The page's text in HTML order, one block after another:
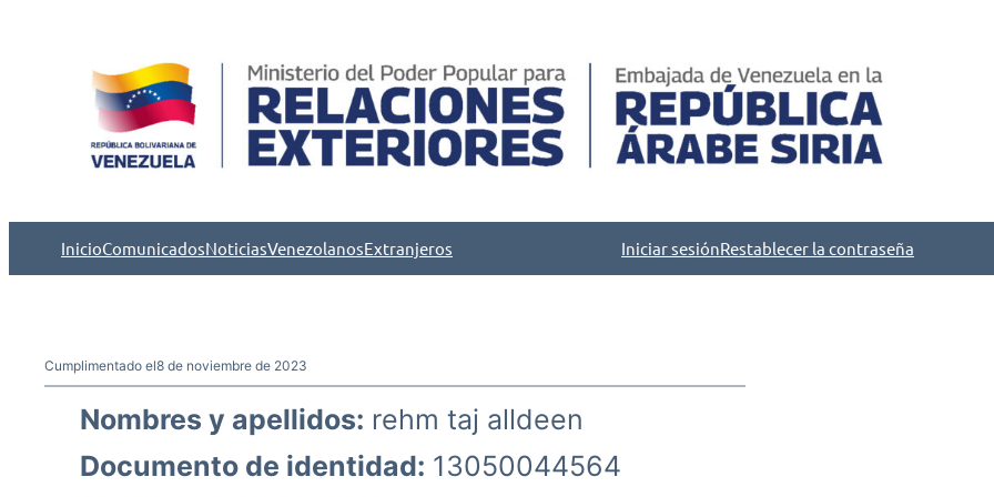
InicioComunicadosNoticiasVenezolanosExtranjeros Iniciar sesiónRestablecer la contraseña
Cumplimentado el8 de noviembre de 2023
Nombres y apellidos: rehm taj alldeen
Documento de identidad: 13050044564